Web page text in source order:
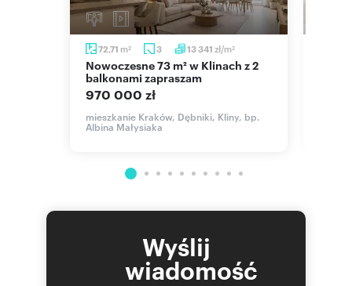
72,71 m2 3 13 341 zł/m2
Nowoczesne 73 m² w Klinach z 2
balkonami zapraszam
970 000 zł
mieszkanie Kraków, Dębniki, Kliny, bp.
Albina Małysiaka
Wyślij
wiadomość